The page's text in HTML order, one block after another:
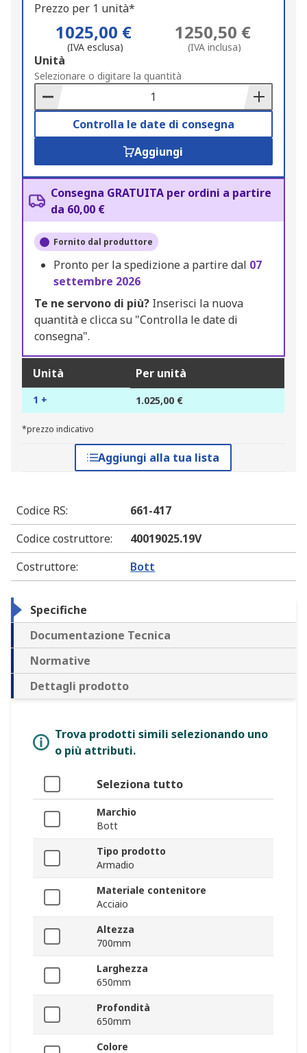
Prezzo per 1 unità*
1025,00 €
(IVA esclusa)
1250,50 €
(IVA inclusa)
Add
to
Basket
Unità
Selezionare o digitare la quantità
Controlla le date di consegna
Aggiungi
Consegna GRATUITA per ordini a partire
da 60,00 €
Fornito dal produttore
Pronto per la spedizione a partire dal 07
settembre 2026
Te ne servono di più? Inserisci la nuova
quantità e clicca su "Controlla le date di
consegna".
Unità Per unità
1 + 1.025,00 €
*prezzo indicativo
Aggiungi alla tua lista
Codice RS:
661-417
Codice costruttore:
40019025.19V
Costruttore: Bott
Specifiche
Documentazione Tecnica
Normative
Dettagli prodotto
Trova prodotti simili selezionando uno
o più attributi.
Seleziona tutto
Marchio
Bott
Tipo prodotto
Armadio
Materiale contenitore
Acciaio
Altezza
700mm
Larghezza
650mm
Profondità
650mm
Colore